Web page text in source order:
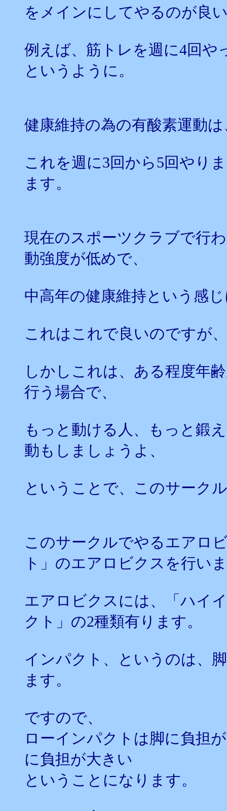
をメインにしてやるのが良
例えば、筋トレを週に4回や
というように。
健康維持の為の有酸素運動
これを週に3回から5回やり
ます。
現在のスポーツクラブで行
動強度が低めで、
中高年の健康維持という感
これはこれで良いのですが、
しかしこれは、ある程度年
行う場合で、
もっと動ける人、もっと鍛
動もしましょうよ、
ということで、このサーク
このサークルでやるエアロ
ト」のエアロビクスを行い
エアロビクスには、「ハイ
クト」の2種類有ります。
インパクト、というのは、
ます。
ですので、
ローインパクトは脚に負担
に負担が大きい
ということになります。